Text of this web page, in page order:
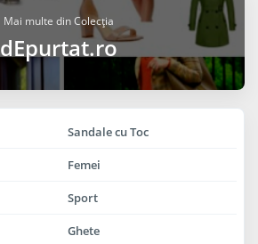
Mai multe din Colecția
dEpurtat.ro
Sandale cu Toc
Femei
Sport
Ghete